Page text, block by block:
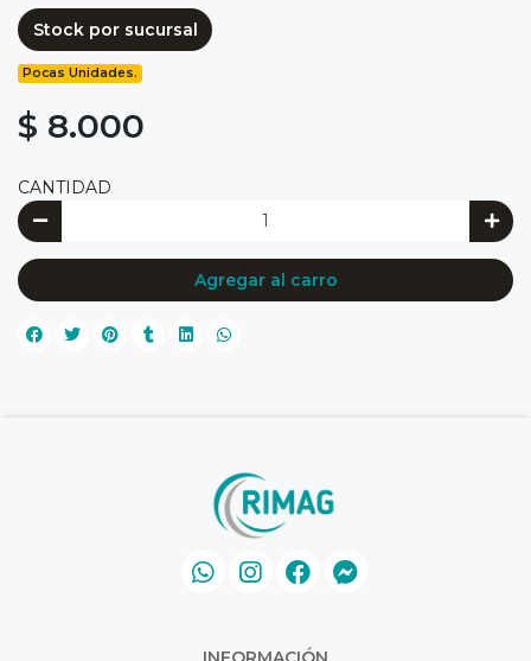
Stock por sucursal
Pocas Unidades.
$ 8.000
CANTIDAD
Agregar al carro